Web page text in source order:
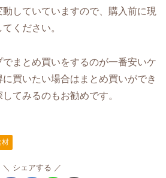
していていますので、購入前に現
ください。
まとめ買いをするのが一番安いケ
買いたい場合はまとめ買いができ
てみるのもお勧めです。
材
シェアする